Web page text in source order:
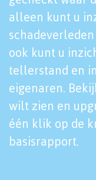
alleen kunt u
ook kunt u
tellerstand en
eigenaren.
wilt zien en
één klik op de
basisrapport.